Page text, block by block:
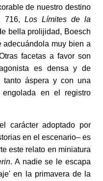
de nuestro destino
716, Los Límites de la
bella prolijidad, Boesch
adecuándola muy bien a
facetas a favor son
es densa y de
tanto áspera y con una
en el registro
carácter adoptado por
en el escenario– es
este relato en miniatura
. A nadie se le escapa
en la primavera de la